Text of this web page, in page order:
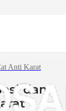
Anti Karat
dan